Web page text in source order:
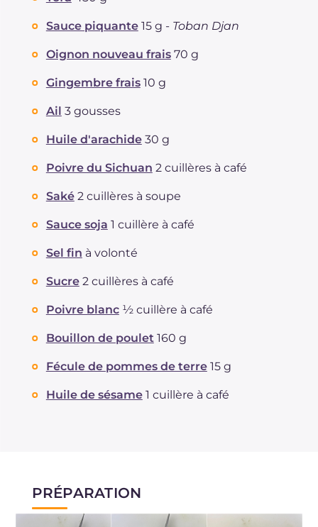
Sauce piquante 15 g - Toban Djan
Oignon nouveau frais 70 g
Gingembre frais 10 g
Ail 3 gousses
Huile d'arachide 30 g
Poivre du Sichuan 2 cuillères à café
Saké 2 cuillères à soupe
Sauce soja 1 cuillère à café
Sel fin à volonté
Sucre 2 cuillères à café
Poivre blanc ½ cuillère à café
Bouillon de poulet 160 g
Fécule de pommes de terre 15 g
Huile de sésame 1 cuillère à café
PRÉPARATION